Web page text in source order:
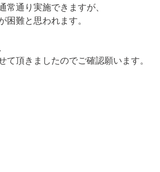
常通り実施できますが、
困難と思われます。
て頂きましたのでご確認願います。